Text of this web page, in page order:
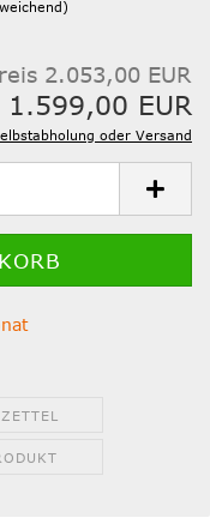
2.053,00 EUR
EUR
oder Versand